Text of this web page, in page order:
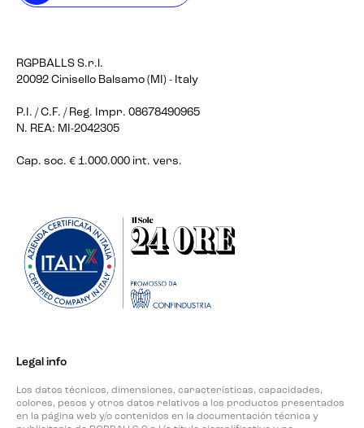
RGPBALLS S.r.l.
20092 Cinisello Balsamo (MI) - Italy
P.I. / C.F. / Reg. Impr. 08678490965
N. REA: MI-2042305
Cap. soc. € 1.000.000 int. vers.
Legal info
Los datos técnicos, dimensiones, características, capacidades,
colores, pesos y otros datos relativos a los productos presentados
en la página web y/o contenidos en la documentación técnica y